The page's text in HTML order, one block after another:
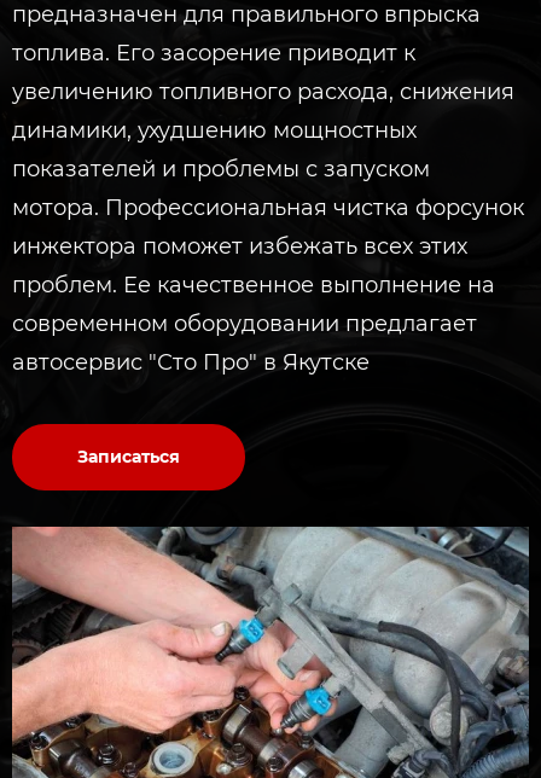
предназначен для правильного впрыска
топлива. Его засорение приводит к
увеличению топливного расхода, снижения
динамики, ухудшению мощностных
показателей и проблемы с запуском
мотора. Профессиональная чистка форсунок
инжектора поможет избежать всех этих
проблем. Ее качественное выполнение на
современном оборудовании предлагает
автосервис "Сто Про" в Якутске
Записаться